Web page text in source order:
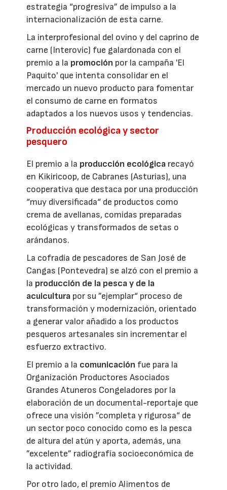
estrategia “progresiva” de impulso a la
internacionalización de esta carne.
La interprofesional del ovino y del caprino de
carne (Interovic) fue galardonada con el
premio a la promoción por la campaña 'El
Paquito' que intenta consolidar en el
mercado un nuevo producto para fomentar
el consumo de carne en formatos
adaptados a los nuevos usos y tendencias.
Producción ecológica y sector
pesquero
El premio a la producción ecológica recayó
en Kikiricoop, de Cabranes (Asturias), una
cooperativa que destaca por una producción
“muy diversificada“ de productos como
crema de avellanas, comidas preparadas
ecológicas y transformados de setas o
arándanos.
La cofradía de pescadores de San José de
Cangas (Pontevedra) se alzó con el premio a
la producción de la pesca y de la
acuicultura por su ”ejemplar“ proceso de
transformación y modernización, orientado
a generar valor añadido a los productos
pesqueros artesanales sin incrementar el
esfuerzo extractivo.
El premio a la comunicación fue para la
Organización Productores Asociados
Grandes Atuneros Congeladores por la
elaboración de un documental-reportaje que
ofrece una visión ”completa y rigurosa“ de
un sector poco conocido como es la pesca
de altura del atún y aporta, además, una
”excelente” radiografía socioeconómica de
la actividad.
Por otro lado, el premio Alimentos de